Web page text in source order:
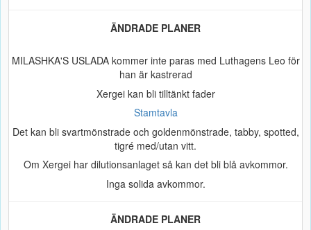
ÄNDRADE PLANER
MILASHKA'S USLADA kommer inte paras med Luthagens Leo för
han är kastrerad
Xergei kan bli tilltänkt fader
Stamtavla
Det kan bli svartmönstrade och goldenmönstrade, tabby, spotted,
tigré med/utan vitt.
Om Xergei har dilutionsanlaget så kan det bli blå avkommor.
Inga solida avkommor.
ÄNDRADE PLANER